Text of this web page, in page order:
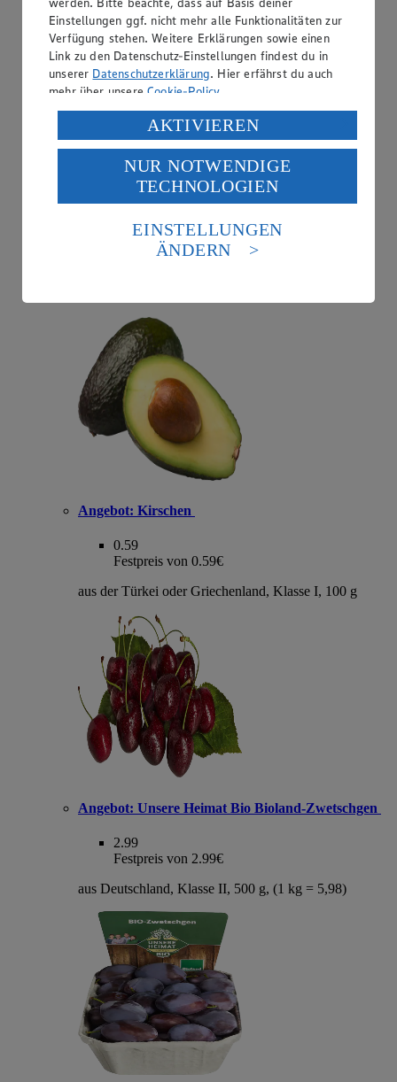
Angebot: Kirschen
0.59
Festpreis von 0.59€
aus der Türkei oder Griechenland, Klasse I, 100 g
Angebot: Unsere Heimat Bio Bioland-Zwetschgen
2.99
Festpreis von 2.99€
aus Deutschland, Klasse II, 500 g, (1 kg = 5,98)
Einstellungen ggf. nicht mehr alle Funktionalitäten zur
Verfügung stehen. Weitere Erklärungen sowie einen
Link zu den Datenschutz-Einstellungen findest du in
unserer Datenschutzerklärung. Hier erfährst du auch
mehr über unsereCookie-Policy.
Verarbeitung deiner personenbezogenen Daten in den
USA durch Facebook und YouTube:
Wenn du auf „Aktivieren“ klickst, willigst du im Sinne
des Art. 49 Abs. 1 Satz 1 lit. a) DSGVO ein, dass deine
Daten in den USA verarbeitet werden. Der EuGH sieht
die USA als Land mit einem nach europäischen
Standards nicht angemessenen Datenschutzniveau an.
Es besteht das Risiko eines Zugriffs durch US-
Informationen zum Herausgeber der Seite findest du
Impressum
AKTIVIEREN
NUR NOTWENDIGE
TECHNOLOGIEN
EINSTELLUNGEN
ÄNDERN